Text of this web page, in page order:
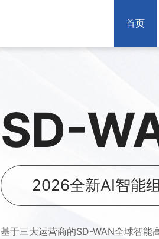
首页
SD-
2026全新AI智能
基于三大运营商的SD-WAN全球智